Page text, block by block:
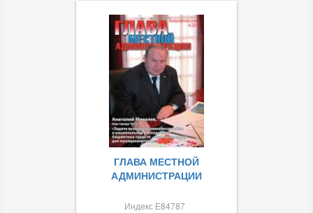
ГЛАВА МЕСТНОЙ
АДМИНИСТРАЦИИ
Индекс Е84787